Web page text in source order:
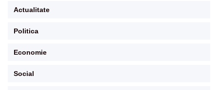
Actualitate
Politica
Economie
Social